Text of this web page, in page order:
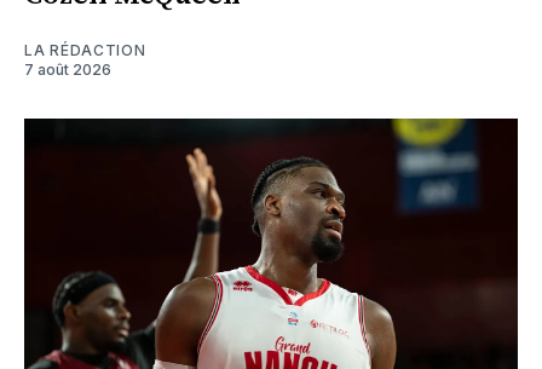
LA RÉDACTION
7 août 2026